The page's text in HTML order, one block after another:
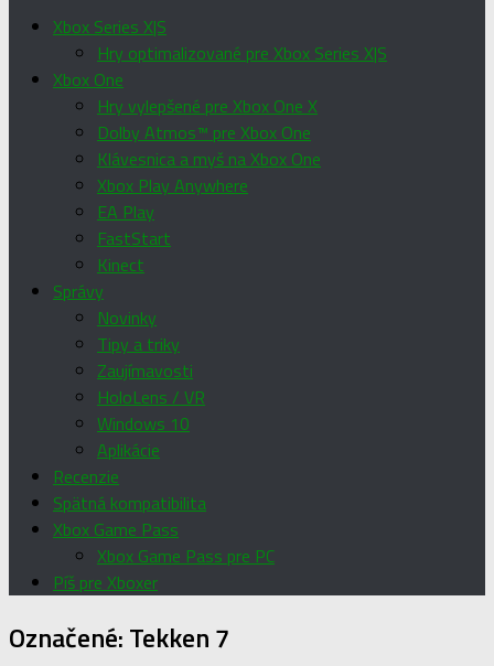
Xbox Series X|S
Hry optimalizované pre Xbox Series X|S
Xbox One
Hry vylepšené pre Xbox One X
Dolby Atmos™ pre Xbox One
Klávesnica a myš na Xbox One
Xbox Play Anywhere
EA Play
FastStart
Kinect
Správy
Novinky
Tipy a triky
Zaujímavosti
HoloLens / VR
Windows 10
Aplikácie
Recenzie
Spätná kompatibilita
Xbox Game Pass
Xbox Game Pass pre PC
Píš pre Xboxer
Označené:Tekken 7